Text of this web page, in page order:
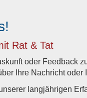
Rat & Tat
oder Feedback
Ihre Nachricht oder
langjährigen